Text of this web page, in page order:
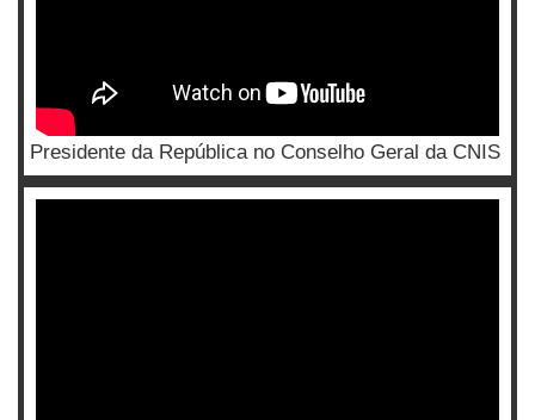
Presidente da República no Conselho Geral da CNIS